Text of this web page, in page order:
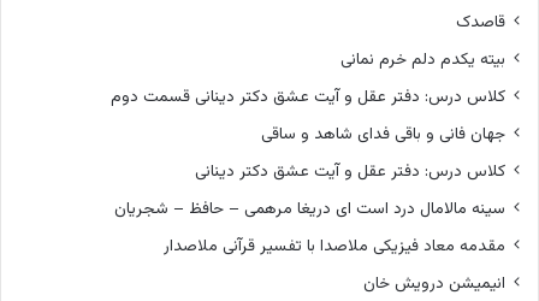
قاصدک
بیته یکدم دلم خرم نمانی
کلاس درس: دفتر عقل و آیت عشق دکتر دینانی قسمت دوم
جهان فانی و باقی فدای شاهد و ساقی
کلاس درس: دفتر عقل و آیت عشق دکتر دینانی
سینه مالامال درد است ای دریغا مرهمی – حافظ – شجریان
مقدمه معاد فیزیکی ملاصدا با تفسیر قرآنی ملاصدار
انیمیشن درویش خان